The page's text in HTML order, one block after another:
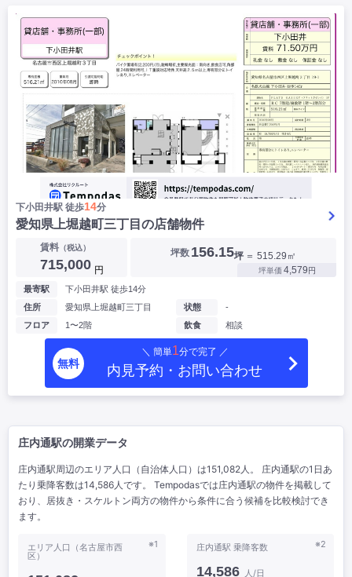
下小田井駅 徒歩14分
愛知県上堀越町三丁目の店舗物件
賃料（税込）
715,000 円
坪数 156.15坪 ＝ 515.29㎡
坪単価 4,579円
最寄駅
下小田井駅 徒歩14分
住所
愛知県上堀越町三丁目
フロア
1〜2階
状態
-
飲食
相談
無料
＼ 簡単1分で完了 ／
内見予約・お問い合わせ
庄内通駅の開業データ
庄内通駅周辺のエリア人口（自治体人口）は151,082人。 庄内通駅の1日あ
たり乗降客数は14,586人です。 Tempodasでは庄内通駅の物件を掲載して
おり、居抜き・スケルトン両方の物件から条件に合う候補を比較検討でき
ます。
※1
エリア人口（名古屋市西
区）
※2
庄内通駅 乗降客数
14,586 人/日